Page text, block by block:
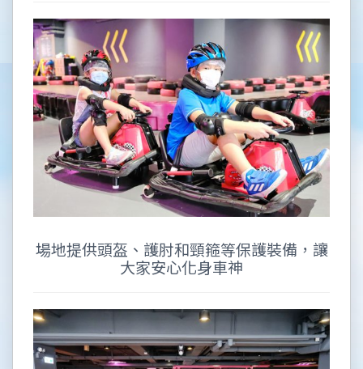
場地提供頭盔、護肘和頸箍等保護裝備，讓
大家安心化身車神